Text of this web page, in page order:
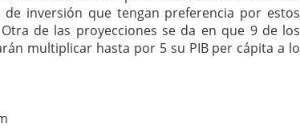
inversión que tengan preferencia por estos
de las proyecciones se da en que 9 de los
multiplicar hasta por 5 su PIB per cápita a lo